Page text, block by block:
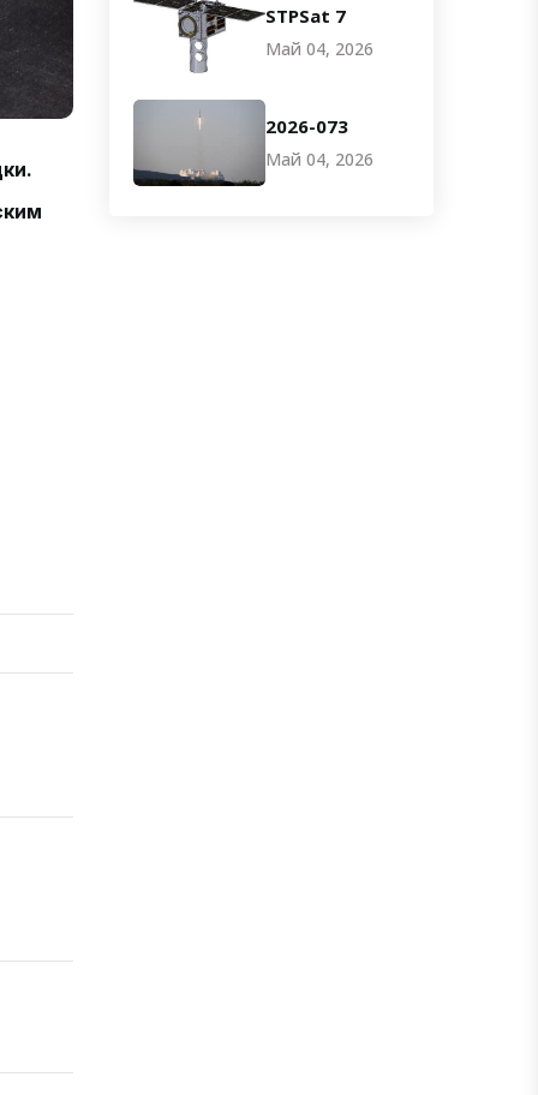
STPSat 7
Май 04, 2026
2026-073
Май 04, 2026